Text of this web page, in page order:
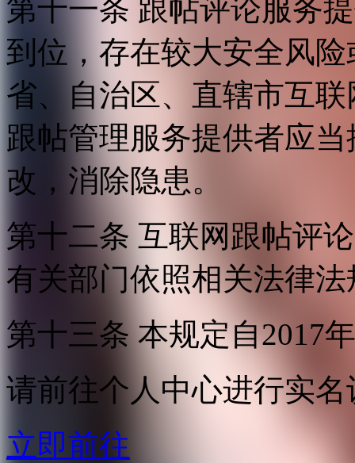
第十一条 跟帖评论服务
到位，存在较大安全风
省、自治区、直辖市互
跟帖管理服务提供者应
改，消除隐患。
第十二条 互联网跟帖评
有关部门依照相关法律
第十三条 本规定自2017
请前往个人中心进行实名
立即前往